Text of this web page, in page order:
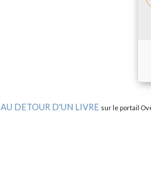
AU DETOUR D'UN LIVRE sur le portail